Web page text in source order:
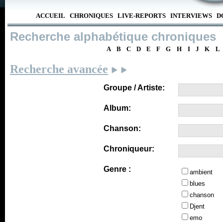
ACCUEIL CHRONIQUES LIVE-REPORTS INTERVIEWS
Recherche alphabétique chroniques
A B C D E F G H I J K L
Recherche avancée
Groupe / Artiste:
Album:
Chanson:
Chroniqueur:
Genre :
ambient
blues
chanson
Djent
emo